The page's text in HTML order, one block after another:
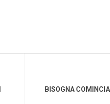
BISOGNA